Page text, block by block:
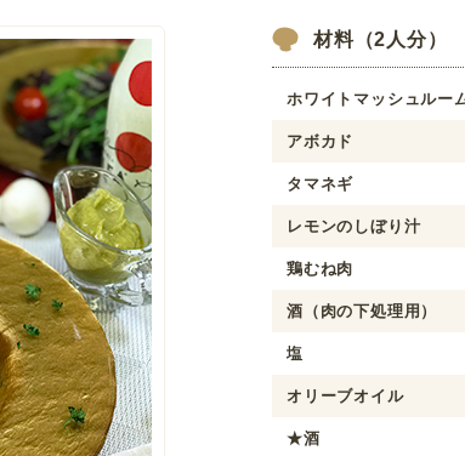
材料（2人分）
ホワイトマッシュルー
アボカド
タマネギ
レモンのしぼり汁
鶏むね肉
酒（肉の下処理用）
塩
オリーブオイル
★酒